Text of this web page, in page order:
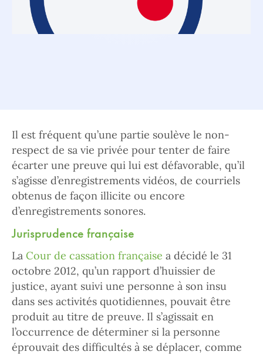
Il est fréquent qu’une partie soulève le non-
respect de sa vie privée pour tenter de faire
écarter une preuve qui lui est défavorable, qu’il
s’agisse d’enregistrements vidéos, de courriels
obtenus de façon illicite ou encore
d’enregistrements sonores.
Jurisprudence française
La Cour de cassation française a décidé le 31
octobre 2012, qu’un rapport d’huissier de
justice, ayant suivi une personne à son insu
dans ses activités quotidiennes, pouvait être
produit au titre de preuve. Il s’agissait en
l’occurrence de déterminer si la personne
éprouvait des difficultés à se déplacer, comme